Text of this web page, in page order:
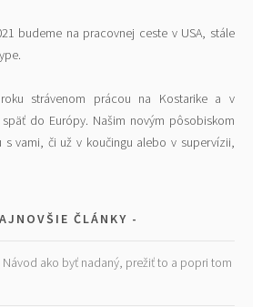
budeme na pracovnej ceste v USA, stále
strávenom prácou na Kostarike a v
do Európy. Našim novým pôsobiskom
vami, či už v koučingu alebo v supervízii,
ČLÁNKY
Návod ako byť nadaný, prežiť to a popri tom